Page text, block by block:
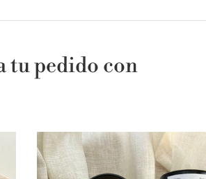
tu pedido con